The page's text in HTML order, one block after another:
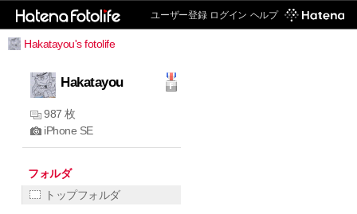
ユーザー登録 ログイン ヘルプ
Hakatayou's fotolife
Hakatayou
987 枚
iPhone SE
フォルダ
トップフォルダ